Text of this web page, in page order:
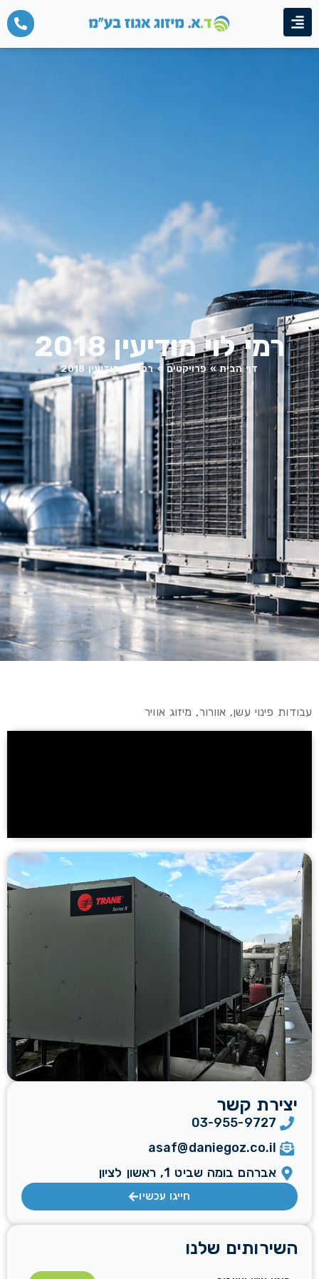
רמי לוי מודיעין 2018
דף הבית»פרויקטים»רמי לוי מודיעין 2018
עבודות פינוי עשן, אוורור, מיזוג אוויר
יצירת קשר
03-955-9727
asaf@daniegoz.co.il
אברהם בומה שביט 1, ראשון לציון
חייגו עכשיו
השירותים שלנו